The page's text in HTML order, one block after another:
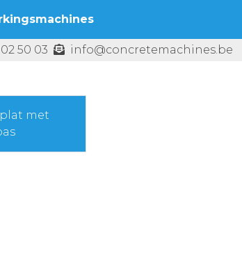
50 03 info@concretemachines.be
met